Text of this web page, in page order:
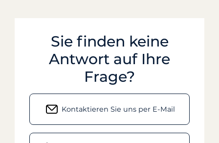
Sie finden keine
Antwort auf Ihre
Frage?
Kontaktieren Sie uns per E-Mail